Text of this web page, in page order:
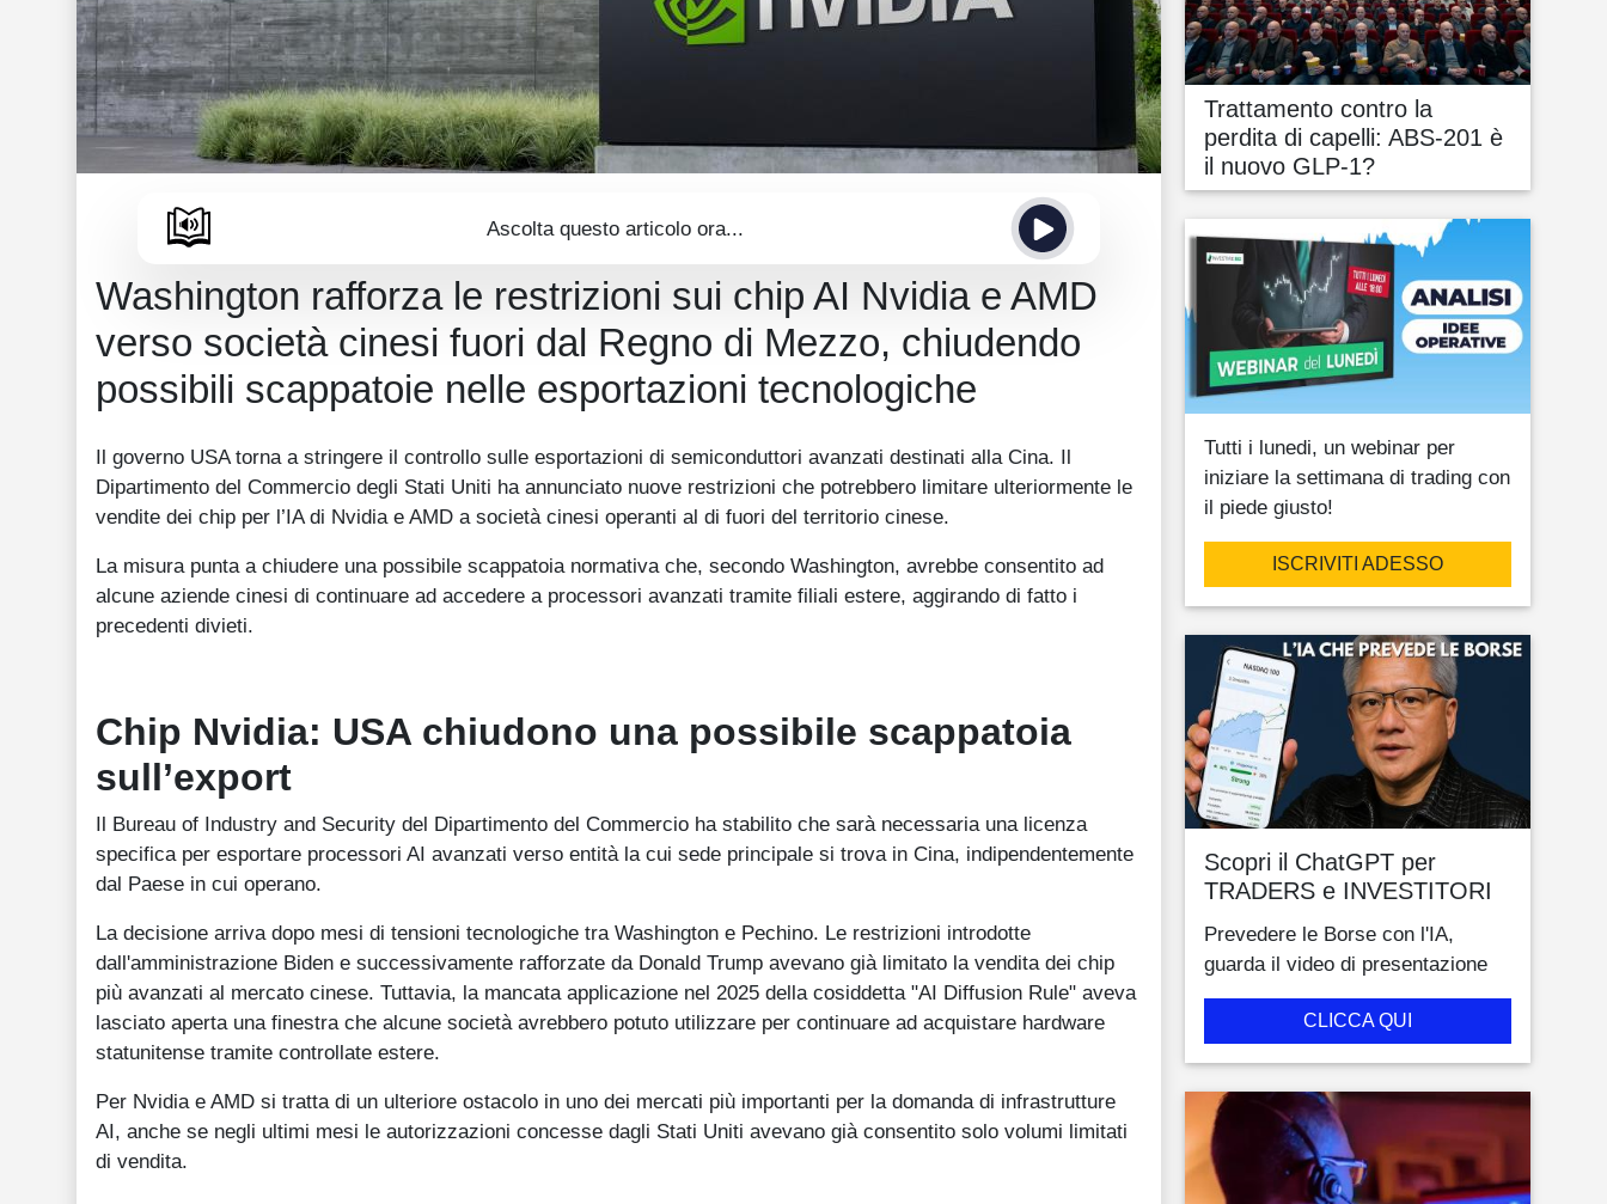
Ascolta questo articolo ora...
Washington rafforza le restrizioni sui chip AI Nvidia e AMD
verso società cinesi fuori dal Regno di Mezzo, chiudendo
possibili scappatoie nelle esportazioni tecnologiche
Il governo USA torna a stringere il controllo sulle esportazioni di semiconduttori avanzati destinati alla Cina. Il
Dipartimento del Commercio degli Stati Uniti ha annunciato nuove restrizioni che potrebbero limitare ulteriormente le
vendite dei chip per l’IA di Nvidia e AMD a società cinesi operanti al di fuori del territorio cinese.
La misura punta a chiudere una possibile scappatoia normativa che, secondo Washington, avrebbe consentito ad
alcune aziende cinesi di continuare ad accedere a processori avanzati tramite filiali estere, aggirando di fatto i
precedenti divieti.
Chip Nvidia: USA chiudono una possibile scappatoia
sull’export
Il Bureau of Industry and Security del Dipartimento del Commercio ha stabilito che sarà necessaria una licenza
specifica per esportare processori AI avanzati verso entità la cui sede principale si trova in Cina, indipendentemente
dal Paese in cui operano.
La decisione arriva dopo mesi di tensioni tecnologiche tra Washington e Pechino. Le restrizioni introdotte
dall'amministrazione Biden e successivamente rafforzate da Donald Trump avevano già limitato la vendita dei chip
più avanzati al mercato cinese. Tuttavia, la mancata applicazione nel 2025 della cosiddetta "AI Diffusion Rule" aveva
lasciato aperta una finestra che alcune società avrebbero potuto utilizzare per continuare ad acquistare hardware
statunitense tramite controllate estere.
Per Nvidia e AMD si tratta di un ulteriore ostacolo in uno dei mercati più importanti per la domanda di infrastrutture
AI, anche se negli ultimi mesi le autorizzazioni concesse dagli Stati Uniti avevano già consentito solo volumi limitati
di vendita.
Trattamento contro la
perdita di capelli: ABS-201 è
il nuovo GLP-1?
Tutti i lunedi, un webinar per
iniziare la settimana di trading con
il piede giusto!
ISCRIVITI ADESSO
Scopri il ChatGPT per
TRADERS e INVESTITORI
Prevedere le Borse con l'IA,
guarda il video di presentazione
CLICCA QUI